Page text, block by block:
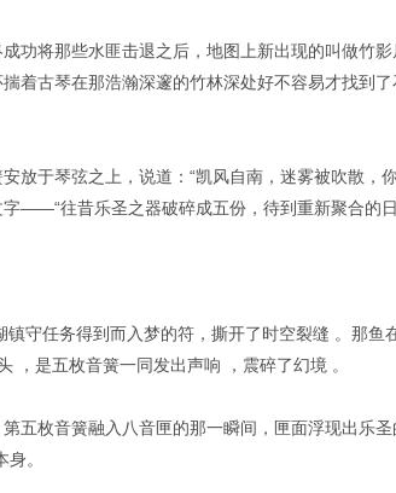
功将那些水匪击退之后，地图上新出现的叫做竹
着古琴在那浩瀚深邃的竹林深处好不容易才找到
放于琴弦之上，说道：“凯风自南，迷雾被吹散，
——“往昔乐圣之器破碎成五份，待到重新聚合的日
守任务得到而入梦的符，撕开了时空裂缝 。那
，是五枚音簧一同发出声响 ，震碎了幻境 。
五枚音簧融入八音匣的那一瞬间，匣面浮现出乐
。